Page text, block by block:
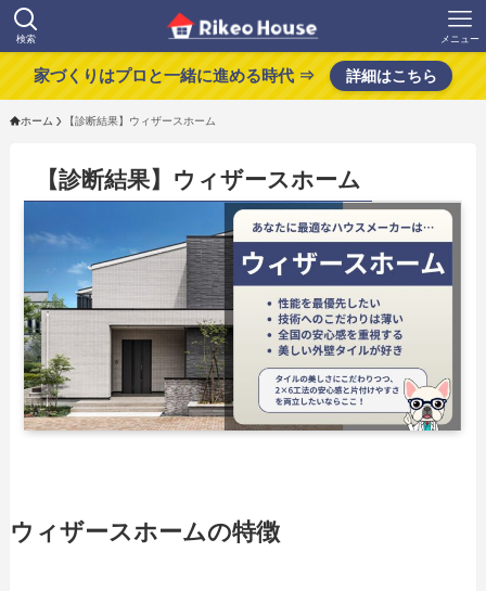
検索 メニュー
家づくりはプロと一緒に進める時代 ⇒ 詳細はこちら
ホーム 【診断結果】ウィザースホーム
【診断結果】ウィザースホーム
ウィザースホームの特徴